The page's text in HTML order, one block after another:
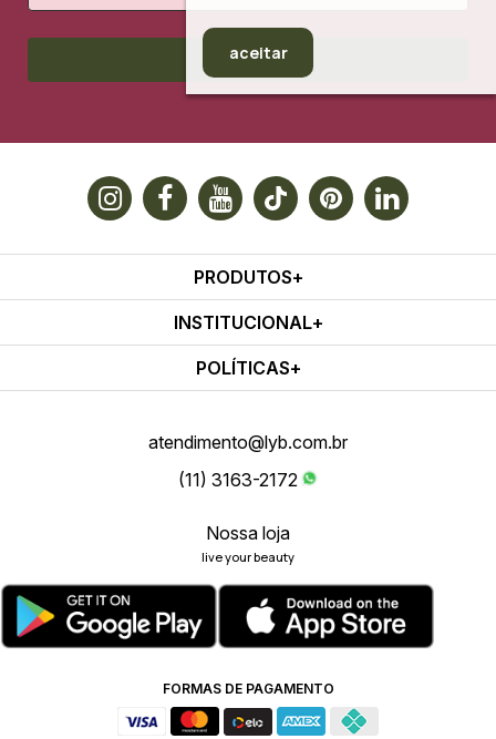
Cadastrar
PRODUTOS
INSTITUCIONAL
POLÍTICAS
atendimento@lyb.com.br
(11) 3163-2172
Nossa loja
live your beauty
FORMAS DE PAGAMENTO
aceitar